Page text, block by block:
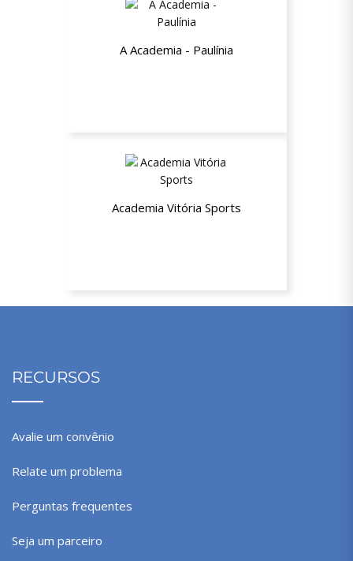
A Academia - Paulínia
Academia Vitória Sports
RECURSOS
Avalie um convênio
Relate um problema
Perguntas frequentes
Seja um parceiro